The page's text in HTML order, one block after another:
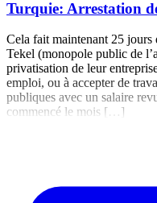
Turquie: Arrestation
Cela fait maintenant 25
Tekel (monopole public de
privatisation de leur
emploi, ou à accepter de
publiques avec un salaire
commencé le mois […]